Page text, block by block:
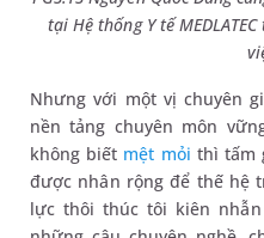
tại Hệ thống Y tế
Nhưng với một vị chuyên
nền tảng chuyên môn
không biết mệt mỏi thì tấm
được nhân rộng để thế hệ
lực thôi thúc tôi kiên